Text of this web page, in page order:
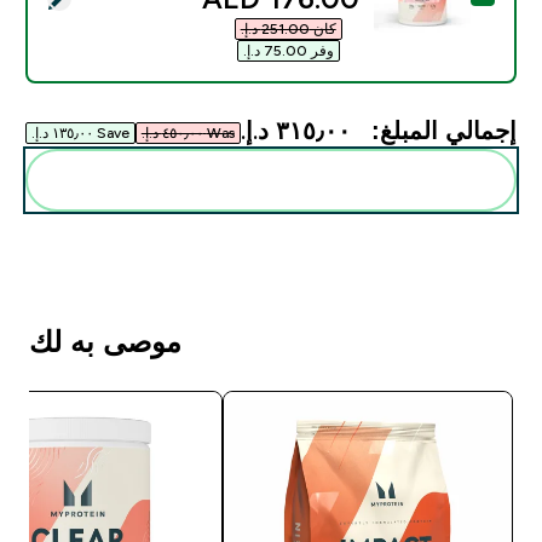
كان ‏251.00 د.إ.‏‎
وفر ‏75.00 د.إ.‏‎
إجمالي المبلغ: ٣١٥٫٠٠ د.إ.‏‎ Was ٤٥٠٫٠٠ د.إ.‏‎ Save ١٣٥٫٠٠ د.إ.‏‎
موصى به لك